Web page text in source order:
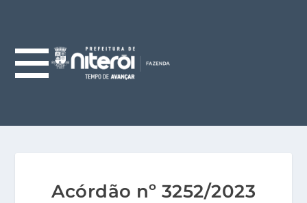
Acórdão nº 3252/2023